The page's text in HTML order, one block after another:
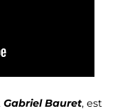
Gabriel Bauret, est